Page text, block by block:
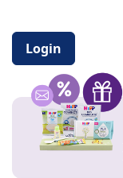
Login